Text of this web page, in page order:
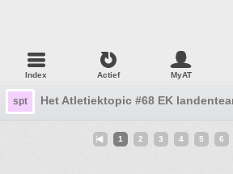
Index Actief MyAT
spt Het Atletiektopic #68 EK
1 2 3 4 5 6